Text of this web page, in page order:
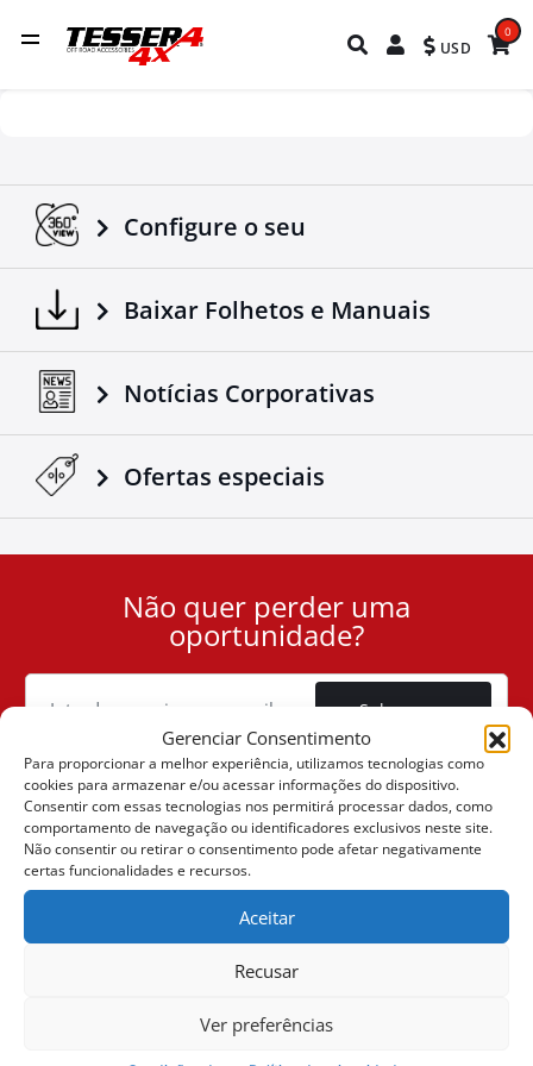
Gerenciar Consentimento
Para proporcionar a melhor experiência, utilizamos tecnologias como
cookies para armazenar e/ou acessar informações do dispositivo.
Consentir com essas tecnologias nos permitirá processar dados, como
comportamento de navegação ou identificadores exclusivos neste site.
Não consentir ou retirar o consentimento pode afetar negativamente
certas funcionalidades e recursos.
Aceitar
Recusar
Ver preferências
USD
0
Configure o seu
Baixar Folhetos e Manuais
Notícias Corporativas
Ofertas especiais
Cookie
Não quer perder uma
oportunidade?
Subscrever
(+30) 6947901533
(+30) 2105542813